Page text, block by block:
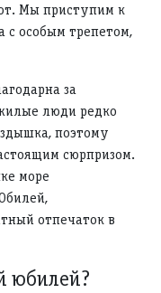
Мы приступим к
с особым трепетом,
за
люди редко
поэтому
сюрпризом.
море
отпечаток в
юбилей?